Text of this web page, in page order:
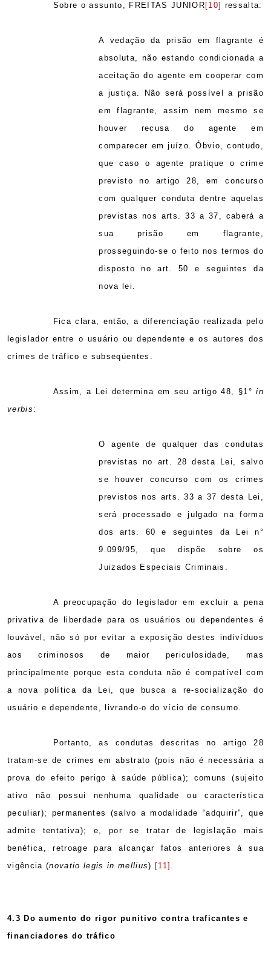
Sobre o assunto, FREITAS JUNIOR [10] ressalta:
A vedação da prisão em flagrante é
absoluta, não estando condicionada a
aceitação do agente em cooperar com
a justiça. Não será possível a prisão
em flagrante, assim nem mesmo se
houver recusa do agente em
comparecer em juízo. Óbvio, contudo,
que caso o agente pratique o crime
previsto no artigo 28, em concurso
com qualquer conduta dentre aquelas
previstas nos arts.33 a 37, caberá a
sua prisão em flagrante,
prosseguindo-se o feito nos termos do
disposto no art. 50 e seguintes da
nova lei.
Fica clara, então, a diferenciação realizada pelo
legislador entre o usuário ou dependente e os autores dos
crimes de tráfico e subseqüentes.
Assim, a Lei determina em seu artigo 48, §1°in
verbis :
O agente de qualquer das condutas
previstas no art. 28 desta Lei, salvo
se houver concurso com os crimes
previstos nos arts.33 a 37 desta Lei,
será processado e julgado na forma
dos arts. 60 e seguintes da Lei n°
9.099/95, que dispõe sobre os
Juizados Especiais Criminais.
A preocupação do legislador em excluir a pena
privativa de liberdade para os usuários ou dependentes é
louvável, não só por evitar a exposição destes indivíduos
aos criminosos de maior periculosidade, mas
principalmente porque esta conduta não é compatível com
a nova política da Lei, que busca a re-socialização do
usuário e dependente, livrando-o do vício de consumo.
Portanto, as condutas descritas no artigo 28
tratam-se de crimes em abstrato (pois não é necessária a
prova do efeito perigo à saúde pública); comuns (sujeito
ativo não possui nenhuma qualidade ou característica
peculiar); permanentes (salvo a modalidade “adquirir”, que
admite tentativa); e, por se tratar de legislação mais
benéfica, retroage para alcançar fatos anteriores à sua
vigência (novatio legis in mellius) [11] .
4.3 Do aumento do rigor punitivo contra traficantes e
financiadores do tráfico